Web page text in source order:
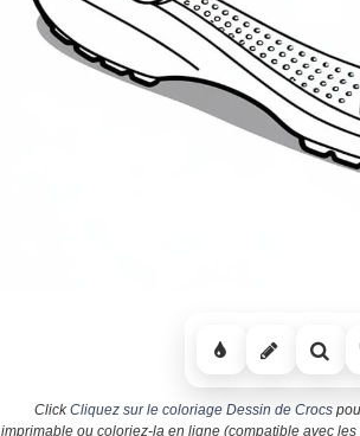
ClickCliquez sur le coloriage Dessin de Crocs
imprimable ou coloriez-la en ligne (compatible avec